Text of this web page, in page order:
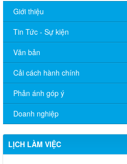
Giới thiệu
Tin Tức - Sự kiện
Văn bản
Cải cách hành chính
Phản ánh góp ý
Doanh nghiệp
LỊCH LÀM VIỆC
Lịch làm việc Thanh tra Thành phố
Lịch làm việc Thanh tra Thành
Lịch làm việc Thanh tra Thành